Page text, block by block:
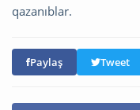
qazanıblar.
Paylaş Tweet